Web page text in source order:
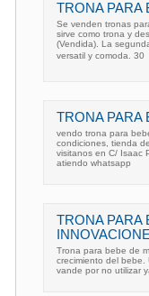
TRONA PARA
Se venden tronas
sirve como trona y
(Vendida). La
versatil y comoda. 30 
TRONA PARA
vendo trona para
condiciones, tienda
visitanos en C/ Isaac
atiendo whatsapp
TRONA PARA
Trona para bebe de
crecimiento del
vande por no utilizar